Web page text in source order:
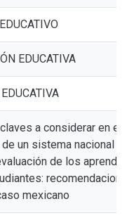
EDUCATIVA
a considerar en el
un sistema nacional
de los
mexicano